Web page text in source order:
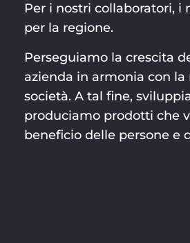
Per i nostri collaboratori, i
per la regione.
Perseguiamo la crescita
azienda in armonia con la
società. A tal fine,
produciamo prodotti che
beneficio delle persone e